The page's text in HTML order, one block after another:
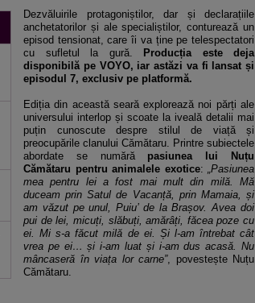
Dezvăluirile protagoniștilor, dar și declarațiile
anchetatorilor și ale specialiștilor, conturează un
episod tensionat, care îi va ține pe telespectatori
cu sufletul la gură.
Producția este deja
disponibilă pe VOYO, iar astăzi va fi lansat și
episodul 7, exclusiv pe platformă.
Ediția din această seară explorează noi părți ale
universului interlop și scoate la iveală detalii mai
puțin cunoscute despre stilul de viață și
preocupările clanului Cămătaru. Printre subiectele
abordate se numărăpasiunea lui Nuțu
Cămătaru pentru animalele exotice: „Pasiunea
mea pentru lei a fost mai mult din milă. Mă
duceam prin Satul de Vacanță, prin Mamaia, și
am văzut pe unul, Puiu’ de la Brașov. Avea doi
pui de lei, micuți, slăbuți, amărâți, făcea poze cu
ei. Mi s-a făcut milă de ei. Și l-am întrebat cât
vrea pe ei… și i-am luat și i-am dus acasă. Nu
mâncaseră în viața lor carne”, povestește Nuțu
Cămătaru.